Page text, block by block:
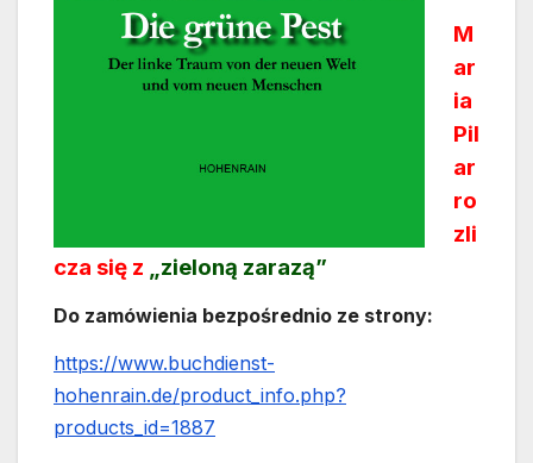
M
ar
ia
Pil
ar
ro
zli
cza się z „zieloną zarazą”
Do zamówienia bezpośrednio ze strony:
https://www.buchdienst-
hohenrain.de/product_info.php?
products_id=1887